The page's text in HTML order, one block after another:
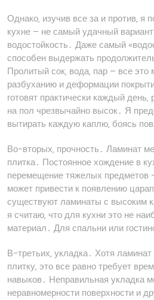
Однако‚ изучив все за и против‚ я
кухне – не самый удачный
водостойкость․ Даже самый
способен выдержать
Пролитый сок‚ вода‚ пар – все это
разбуханию и деформации
готовят практически каждый
на пол чрезвычайно высок․ Я
вытирать каждую каплю‚ боясь
Во-вторых‚ прочность․ Ламинат
плитка․ Постоянное хождение в
перемещение тяжелых предметов
может привести к появлению
существуют ламинаты с высоким
я считаю‚ что для кухни это не
материал․ Для спальни или
В-третьих‚ укладка․ Хотя
плитку‚ это все равно требует
навыков․ Неправильная укладка
неравномерности поверхности и